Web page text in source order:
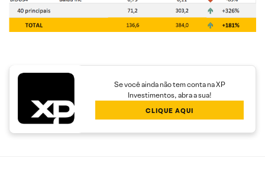
Se você ainda não tem conta na XP
Investimentos, abra a sua!
CLIQUE AQUI